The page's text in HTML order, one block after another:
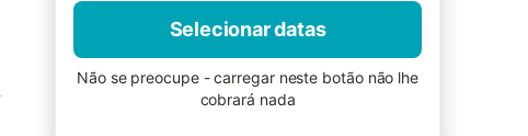
Selecionar datas
Não se preocupe - carregar neste botão não lhe
cobrará nada